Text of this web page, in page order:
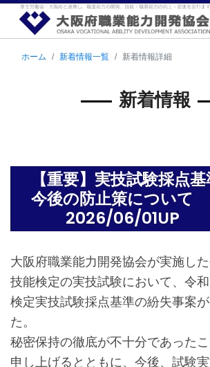
ホーム 新着情報一覧 新着情報詳細
新着情報
【重要】実技試験採点
今後の防止策について
2026/06/01UP
大阪府職業能力開発協会が実施し
技能検定の実技試験において、令
検定実技試験採点基準の紛失事案
た。
秘密保持の徹底が不十分であった
申し上げるとともに、今後、試験実